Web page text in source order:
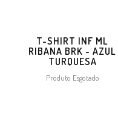
T-SHIRT INF ML
RIBANA BRK - AZUL
TURQUESA
Produto Esgotado